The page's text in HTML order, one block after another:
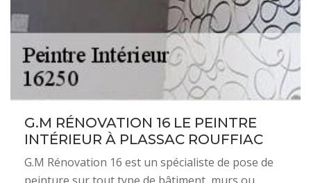
G.M RÉNOVATION 16 LE PEINTRE
INTÉRIEUR À PLASSAC ROUFFIAC
G.M Rénovation 16 est un spécialiste de pose de